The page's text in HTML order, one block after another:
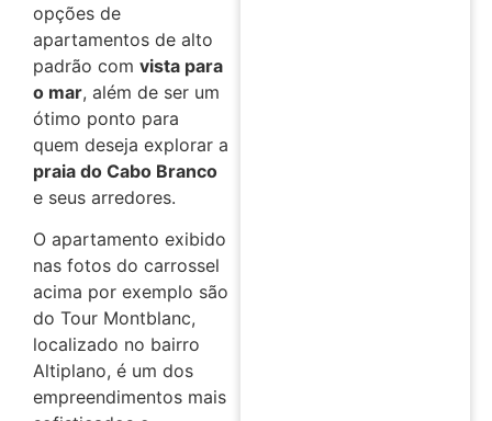
opções de
apartamentos de alto
padrão com vista para
o mar, além de ser um
ótimo ponto para
quem deseja explorar a
praia do Cabo Branco
e seus arredores.
O apartamento exibido
nas fotos do carrossel
acima por exemplo são
do Tour Montblanc,
localizado no bairro
Altiplano, é um dos
empreendimentos mais